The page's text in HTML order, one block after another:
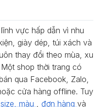
vực hấp dẫn vì nhu
giày dép, túi xách và
thay đổi theo mùa, xu
shop thời trang có
qua Facebook, Zalo,
cửa hàng offline. Tuy
size, màu đơn hàng và